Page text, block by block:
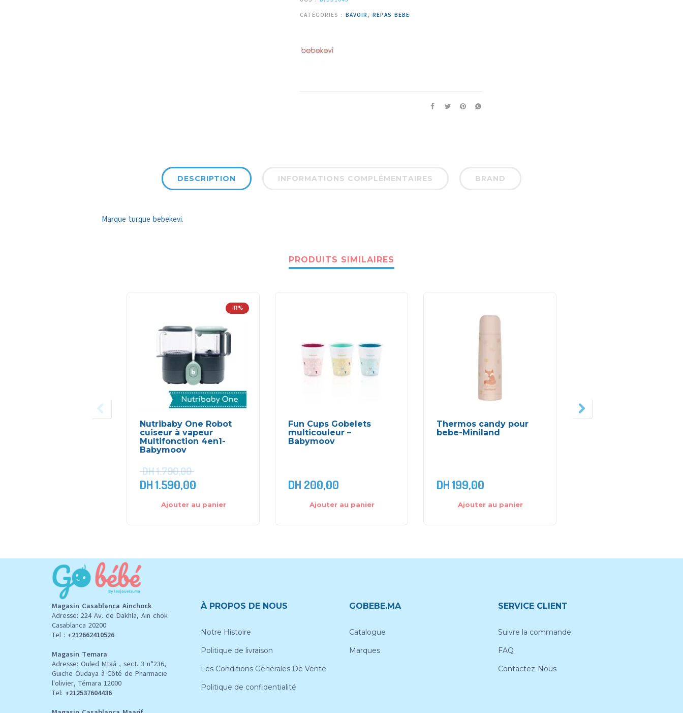
CATÉGORIES : BAVOIR , REPAS BEBE
DESCRIPTION INFORMATIONS COMPLÉMENTAIRES BRAND
Marque turque bebekevi.
PRODUITS SIMILAIRES
-11%
Nutribaby One Robot
cuiseur à vapeur
Multifonction 4en1-
Babymoov
DH1.790,00
DH1.590,00
Ajouter au panier
Fun Cups Gobelets
multicouleur –
Babymoov
DH 200,00
Ajouter au panier
Thermos candy pour
bebe-Miniland
DH199,00
Ajouter au panier
Magasin Casablanca Ainchock
Adresse: 224 Av. de Dakhla, Ain chok
Casablanca 20200
Tel : +212662410526
Magasin Temara
Adresse: Ouled Mtaâ , sect. 3 n°236,
Guiche Oudaya à Côté de Pharmacie
l'olivier, Témara 12000
Tel: +212537604436
À PROPOS DE NOUS
Notre Histoire
Politique de livraison
Les Conditions Générales De Vente
Politique de confidentialité
GOBEBE.MA
Catalogue
Marques
SERVICE CLIENT
Suivre la commande
FAQ
Contactez-Nous